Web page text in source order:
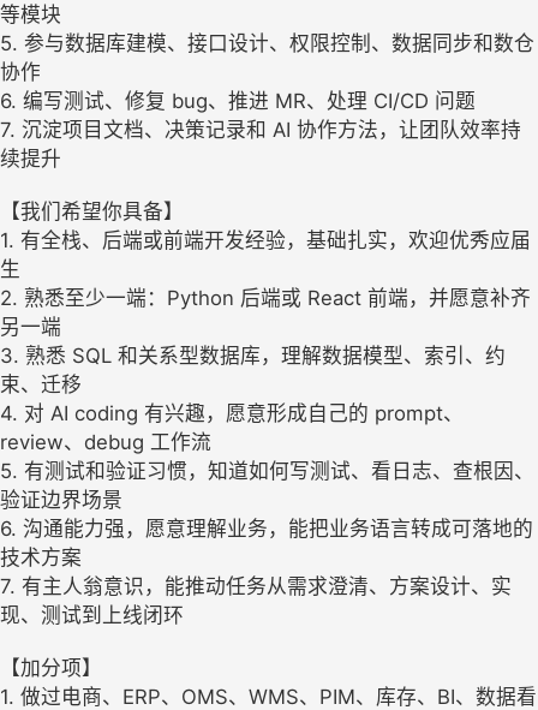
等模块
5. 参与数据库建模、接口设计、权限控制、数据同步和数仓
协作
6. 编写测试、修复 bug、推进 MR、处理 CI/CD 问题
7. 沉淀项目文档、决策记录和 AI 协作方法，让团队效率持
续提升
【我们希望你具备】
1. 有全栈、后端或前端开发经验，基础扎实，欢迎优秀应届
生
2. 熟悉至少一端：Python 后端或 React 前端，并愿意补齐
另一端
3. 熟悉 SQL 和关系型数据库，理解数据模型、索引、约
束、迁移
4. 对 AI coding 有兴趣，愿意形成自己的 prompt、
review、debug 工作流
5. 有测试和验证习惯，知道如何写测试、看日志、查根因、
验证边界场景
6. 沟通能力强，愿意理解业务，能把业务语言转成可落地的
技术方案
7. 有主人翁意识，能推动任务从需求澄清、方案设计、实
现、测试到上线闭环
【加分项】
1. 做过电商、ERP、OMS、WMS、PIM、库存、BI、数据看